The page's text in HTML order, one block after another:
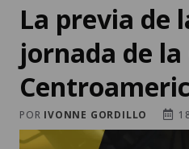
La previa de
jornada de la
POR IVONNE GORDILLO